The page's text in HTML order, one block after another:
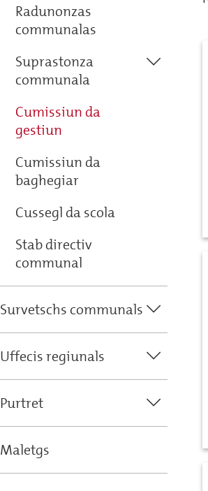
Radunonzas
communalas
Suprastonza
communala
Cumissiun da
gestiun
Cumissiun da
baghegiar
Cussegl da scola
Stab directiv
communal
Survetschs communals
Uffecis regiunals
Purtret
Maletgs